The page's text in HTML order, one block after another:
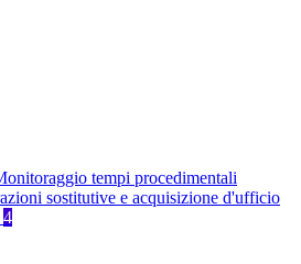
tempi procedimentali
sostitutive e acquisizione d'ufficio
4